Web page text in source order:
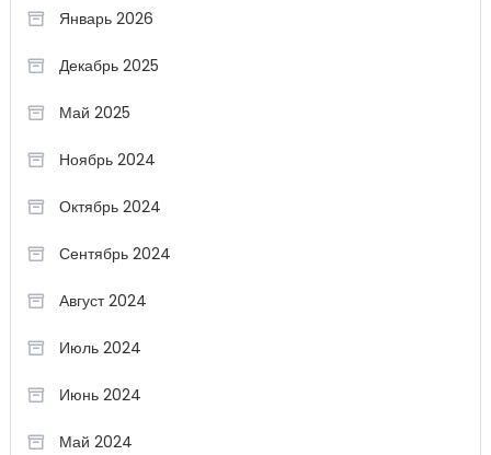
Январь 2026
Декабрь 2025
Май 2025
Ноябрь 2024
Октябрь 2024
Сентябрь 2024
Август 2024
Июль 2024
Июнь 2024
Май 2024